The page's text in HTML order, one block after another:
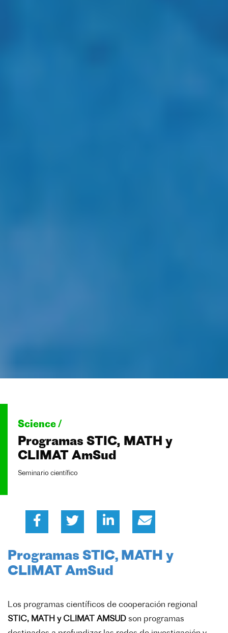
Science /
Programas STIC, MATH y
CLIMAT AmSud
Seminario científico
Programas STIC, MATH y
CLIMAT AmSud
Los programas científicos de cooperación regional
STIC, MATH y CLIMAT AMSUD son programas